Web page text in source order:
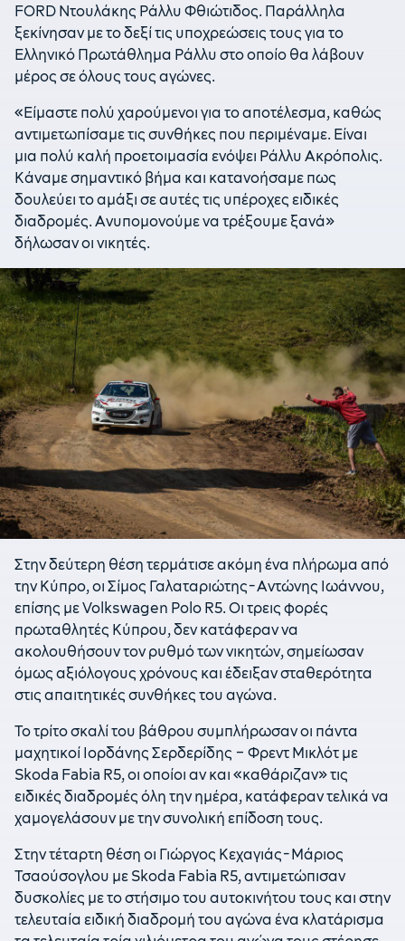
FORD Ντουλάκης Ράλλυ Φθιώτιδος. Παράλληλα
ξεκίνησαν με το δεξί τις υποχρεώσεις τους για το
Ελληνικό Πρωτάθλημα Ράλλυ στο οποίο θα λάβουν
μέρος σε όλους τους αγώνες.
«Είμαστε πολύ χαρούμενοι για το αποτέλεσμα, καθώς
αντιμετωπίσαμε τις συνθήκες που περιμέναμε. Είναι
μια πολύ καλή προετοιμασία ενόψει Ράλλυ Ακρόπολις.
Κάναμε σημαντικό βήμα και κατανοήσαμε πως
δουλεύει το αμάξι σε αυτές τις υπέροχες ειδικές
διαδρομές. Ανυπομονούμε να τρέξουμε ξανά»
δήλωσαν οι νικητές.
Στην δεύτερη θέση τερμάτισε ακόμη ένα πλήρωμα από
την Κύπρο, οι Σίμος Γαλαταριώτης-Αντώνης Ιωάννου,
επίσης με Volkswagen Polo R5. Οι τρεις φορές
πρωταθλητές Κύπρου, δεν κατάφεραν να
ακολουθήσουν τον ρυθμό των νικητών, σημείωσαν
όμως αξιόλογους χρόνους και έδειξαν σταθερότητα
στις απαιτητικές συνθήκες του αγώνα.
Το τρίτο σκαλί του βάθρου συμπλήρωσαν οι πάντα
μαχητικοί Ιορδάνης Σερδερίδης – Φρεντ Μικλότ με
Skoda Fabia R5, οι οποίοι αν και «καθάριζαν» τις
ειδικές διαδρομές όλη την ημέρα, κατάφεραν τελικά να
χαμογελάσουν με την συνολική επίδοση τους.
Στην τέταρτη θέση οι Γιώργος Κεχαγιάς-Μάριος
Τσαούσογλου με Skoda Fabia R5, αντιμετώπισαν
δυσκολίες με το στήσιμο του αυτοκινήτου τους και στην
τελευταία ειδική διαδρομή του αγώνα ένα κλατάρισμα